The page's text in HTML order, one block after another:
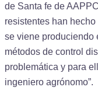
de Santa fe de
resistentes han
se viene produciendo
métodos de control
problemática y para
ingeniero agrónomo”.